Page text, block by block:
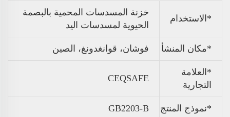
*الاستخدام
خزنة المسدسات المحمية بالبصمة
الحيوية لمسدسات اليد
*مكان المنشأ فوشان، قوانغدونغ، الصين
*العلامة
التجارية
CEQSAFE
*نموذج المنتج GB2203-B